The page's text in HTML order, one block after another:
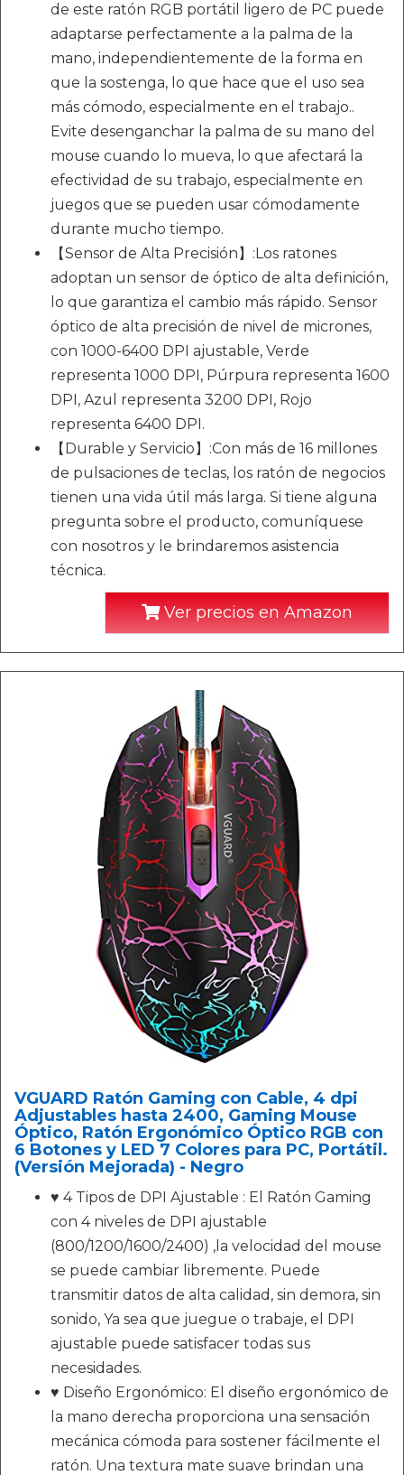
de este ratón RGB portátil ligero de PC puede
adaptarse perfectamente a la palma de la
mano, independientemente de la forma en
que la sostenga, lo que hace que el uso sea
más cómodo, especialmente en el trabajo..
Evite desenganchar la palma de su mano del
mouse cuando lo mueva, lo que afectará la
efectividad de su trabajo, especialmente en
juegos que se pueden usar cómodamente
durante mucho tiempo.
【Sensor de Alta Precisión】:Los ratones
adoptan un sensor de óptico de alta definición,
lo que garantiza el cambio más rápido. Sensor
óptico de alta precisión de nivel de micrones,
con 1000-6400 DPI ajustable, Verde
representa 1000 DPI, Púrpura representa 1600
DPI, Azul representa 3200 DPI, Rojo
representa 6400 DPI.
【Durable y Servicio】:Con más de 16 millones
de pulsaciones de teclas, los ratón de negocios
tienen una vida útil más larga. Si tiene alguna
pregunta sobre el producto, comuníquese
con nosotros y le brindaremos asistencia
técnica.
Ver precios en Amazon
VGUARD Ratón Gaming con Cable, 4 dpi
Adjustables hasta 2400, Gaming Mouse
Óptico, Ratón Ergonómico Óptico RGB con
6 Botones y LED 7 Colores para PC, Portátil.
(Versión Mejorada) - Negro
♥ 4 Tipos de DPI Ajustable : El Ratón Gaming
con 4 niveles de DPI ajustable
(800/1200/1600/2400) ,la velocidad del mouse
se puede cambiar libremente. Puede
transmitir datos de alta calidad, sin demora, sin
sonido, Ya sea que juegue o trabaje, el DPI
ajustable puede satisfacer todas sus
necesidades.
♥ Diseño Ergonómico: El diseño ergonómico de
la mano derecha proporciona una sensación
mecánica cómoda para sostener fácilmente el
ratón. Una textura mate suave brindan una